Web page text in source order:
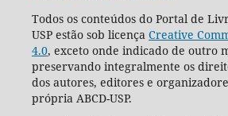
Todos os conteúdos do Portal de
USP estão sob licença Creative
4.0, exceto onde indicado de outro
preservando integralmente os
dos autores, editores e
própria ABCD-USP.